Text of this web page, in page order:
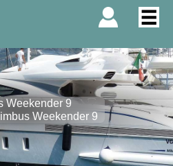
Weekender 9
Weekender 9